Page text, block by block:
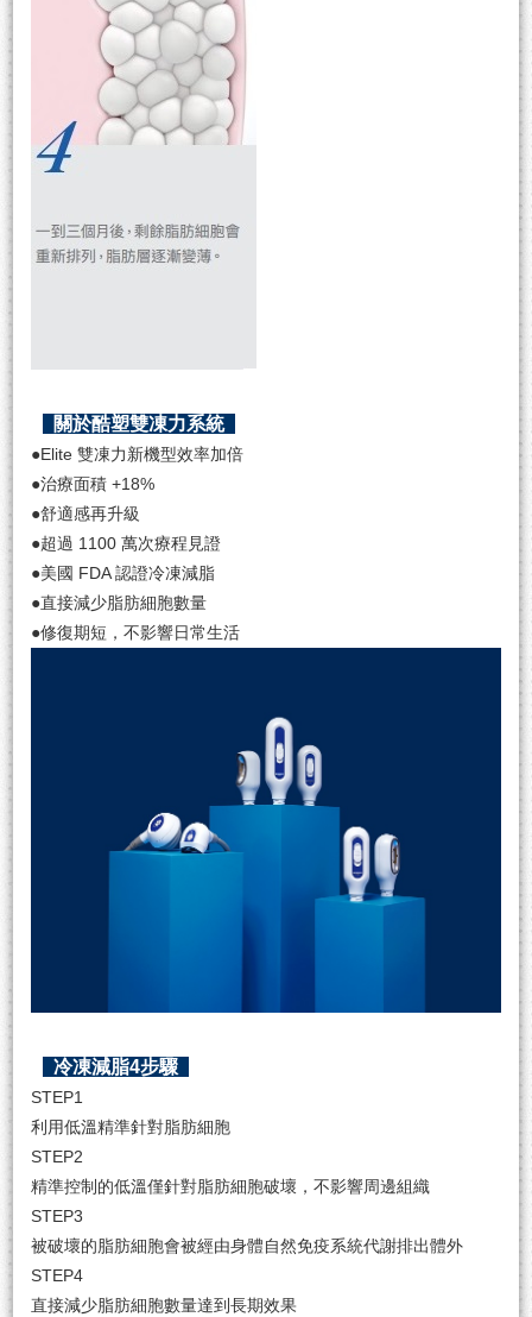
關於酷塑雙凍力系統
●Elite 雙凍力新機型效率加倍
●治療面積 +18%
●舒適感再升級
●超過 1100 萬次療程見證
●美國 FDA 認證冷凍減脂
●直接減少脂肪細胞數量
●修復期短，不影響日常生活
冷凍減脂4步驟
STEP1
利用低溫精準針對脂肪細胞
STEP2
精準控制的低溫僅針對脂肪細胞破壞，不影響周邊組織
STEP3
被破壞的脂肪細胞會被經由身體自然免疫系統代謝排出體外
STEP4
直接減少脂肪細胞數量達到長期效果